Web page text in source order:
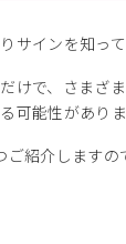
サインを知っ
けで、さまざ
可能性がありま
ご紹介します